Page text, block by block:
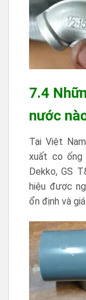
7.4
nước
Tại Việt
xuất co ống
Dekko, GS
hiệu được
ổn định và